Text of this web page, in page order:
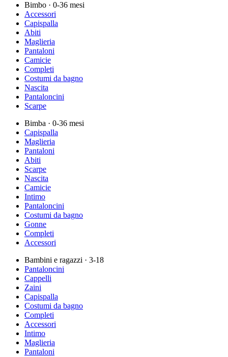
Bimbo · 0-36 mesi
Accessori
Capispalla
Abiti
Maglieria
Pantaloni
Camicie
Completi
Costumi da bagno
Nascita
Pantaloncini
Scarpe
Bimba · 0-36 mesi
Capispalla
Maglieria
Pantaloni
Abiti
Scarpe
Nascita
Camicie
Intimo
Pantaloncini
Costumi da bagno
Gonne
Completi
Accessori
Bambini e ragazzi · 3-18
Pantaloncini
Cappelli
Zaini
Capispalla
Costumi da bagno
Completi
Accessori
Intimo
Maglieria
Pantaloni